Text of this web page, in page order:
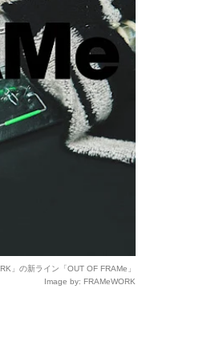
」の新ライン「OUT OF FRAMe」
Image by: FRAMeWORK